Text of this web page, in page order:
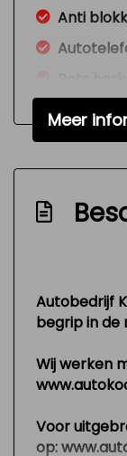
Anti
Brake
Bumpers
Dab-
Dealer
Half
Hill hold-
Keyless
Metallic
Meer
Autobedrijf
begrip in de
Wij werken
Voor
op: